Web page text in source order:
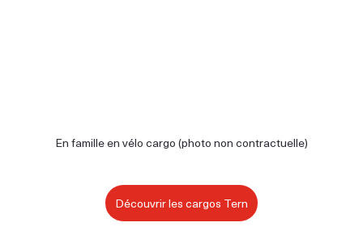
En famille en vélo cargo (photo non contractuelle)
Découvrir les cargos Tern